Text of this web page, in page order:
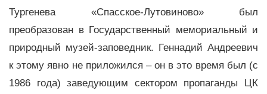
Тургенева «Спасское-Лутовиново» был
преобразован в Государственный мемориальный и
природный музей-заповедник. Геннадий Андреевич
к этому явно не приложился – он в это время был (с
1986 года) заведующим сектором пропаганды ЦК